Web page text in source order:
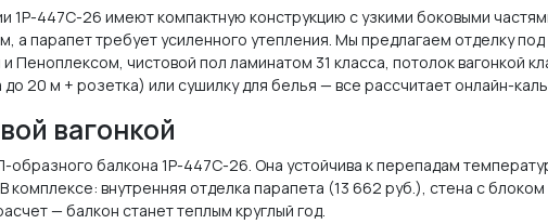
1Р-447С-26 имеют компактную конструкцию с узкими боковыми
а парапет требует усиленного утепления. Мы предлагаем отделку
Пеноплексом, чистовой пол ламинатом 31 класса, потолок вагонкой
20 м + розетка) или сушилку для белья — все рассчитает онлайн-
вагонкой
образного балкона 1Р-447С-26. Она устойчива к перепадам
комплексе: внутренняя отделка парапета (13 662 руб.), стена с
— балкон станет теплым круглый год.